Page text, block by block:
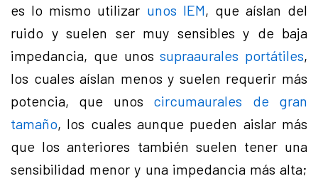
es lo mismo utilizar unos IEM, que aíslan del
ruido y suelen ser muy sensibles y de baja
impedancia, que unossupraaurales portátiles,
los cuales aíslan menos y suelen requerir más
potencia, que unos circumaurales de gran
tamaño, los cuales aunque pueden aislar más
que los anteriores también suelen tener una
sensibilidad menor y una impedancia más alta;